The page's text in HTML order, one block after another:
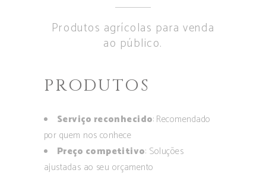
Produtos agrícolas para venda
ao público.
PRODUTOS
Serviço reconhecido: Recomendado
por quem nos conhece
Preço competitivo: Soluções
ajustadas ao seu orçamento